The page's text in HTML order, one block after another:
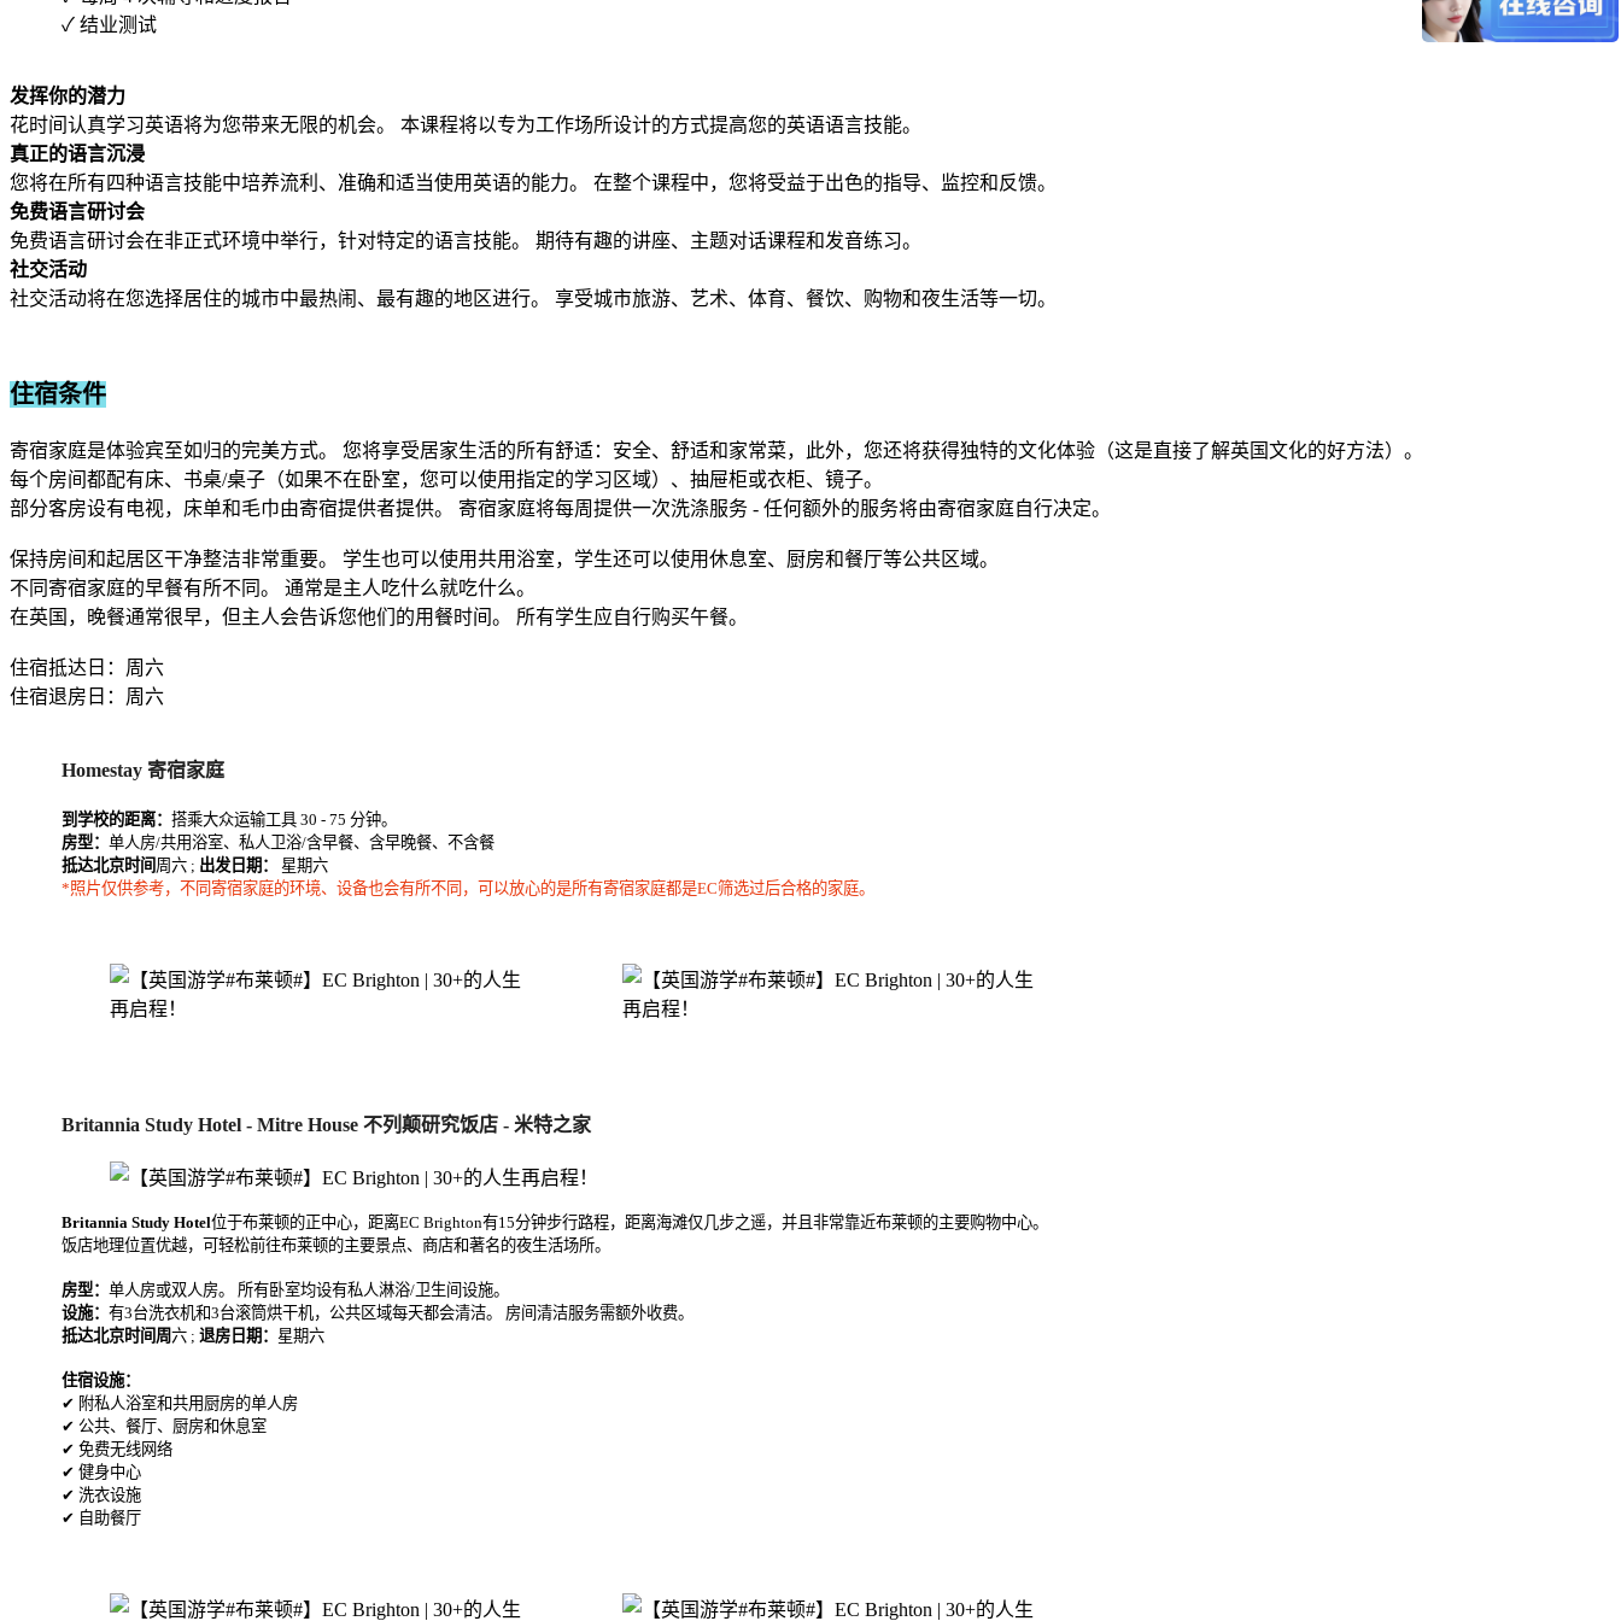
✓ 结业测试
发挥你的潜力
花时间认真学习英语将为您带来无限的机会。 本课程将以专为工作场所设计的方式提高您的英语语言技能。
真正的语言沉浸
您将在所有四种语言技能中培养流利、准确和适当使用英语的能力。 在整个课程中，您将受益于出色的指导、监控和反馈。
免费语言研讨会
免费语言研讨会在非正式环境中举行，针对特定的语言技能。 期待有趣的讲座、主题对话课程和发音练习。
社交活动
社交活动将在您选择居住的城市中最热闹、最有趣的地区进行。 享受城市旅游、艺术、体育、餐饮、购物和夜生活等一切。
住宿条件
寄宿家庭是体验宾至如归的完美方式。 您将享受居家生活的所有舒适：安全、舒适和家常菜，此外，您还将获得独特的文化体验（这是直接了解英国文化的好方法）。
每个房间都配有床、书桌/桌子（如果不在卧室，您可以使用指定的学习区域）、抽屉柜或衣柜、镜子。
部分客房设有电视，床单和毛巾由寄宿提供者提供。 寄宿家庭将每周提供一次洗涤服务 - 任何额外的服务将由寄宿家庭自行决定。
保持房间和起居区干净整洁非常重要。 学生也可以使用共用浴室，学生还可以使用休息室、厨房和餐厅等公共区域。
不同寄宿家庭的早餐有所不同。 通常是主人吃什么就吃什么。
在英国，晚餐通常很早，但主人会告诉您他们的用餐时间。 所有学生应自行购买午餐。
住宿抵达日：周六
住宿退房日：周六
Homestay 寄宿家庭
到学校的距离： 搭乘大众运输工具 30 - 75 分钟。
房型： 单人房/共用浴室、私人卫浴/含早餐、含早晚餐、不含餐
抵达北京时间 周六 ; 出发日期：
星期六
*照片仅供参考，不同寄宿家庭的环境、设备也会有所不同，可以放心的是所有寄宿家庭都是EC筛选过后合格的家庭。
Britannia Study Hotel - Mitre House 不列颠研究饭店 - 米特之家
Britannia Study Hotel位于布莱顿的正中心，距离EC Brighton有15分钟步行路程，距离海滩仅几步之遥，并且非常靠近布莱顿的主要购物中心。
饭店地理位置优越，可轻松前往布莱顿的主要景点、商店和著名的夜生活场所。
房型： 单人房或双人房。 所有卧室均设有私人淋浴/卫生间设施。
设施： 有3台洗衣机和3台滚筒烘干机，公共区域每天都会清洁。 房间清洁服务需额外收费。
抵达北京时间周六 ; 退房日期： 星期六
住宿设施：
✔ 附私人浴室和共用厨房的单人房
✔ 公共、餐厅、厨房和休息室
✔ 免费无线网络
✔ 健身中心
✔ 洗衣设施
✔ 自助餐厅